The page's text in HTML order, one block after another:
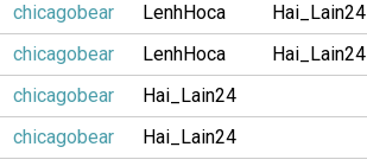
chicagobear LenhHoca
Hai_Lain24
chicagobear LenhHoca
Hai_Lain24
chicagobear
Hai_Lain24
chicagobear
Hai_Lain24